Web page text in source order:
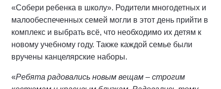
«Собери ребенка в школу». Родители многодетных и
малообеспеченных семей могли в этот день прийти в
комплекс и выбрать всё, что необходимо их детям к
новому учебному году. Также каждой семье были
вручены канцелярские наборы.
«Ребята радовались новым вещам – строгим